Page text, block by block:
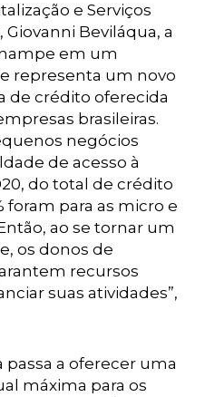
e Serviços
Beviláqua, a
em um
representa um novo
de crédito oferecida
brasileiras.
negócios
de acesso à
do total de crédito
foram para as micro e
ao se tornar um
os donos de
recursos
suas atividades”,
a oferecer uma
máxima para os